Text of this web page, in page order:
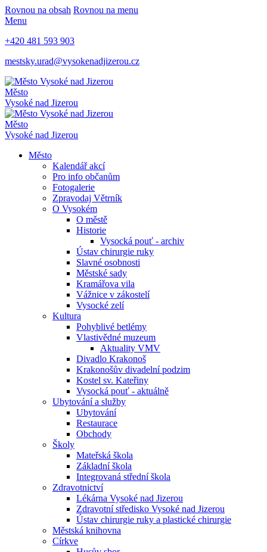
Rovnou na obsah Rovnou na menu
Menu
+420 481 593 903
mestsky.urad@vysokenadjizerou.cz
Město
Vysoké nad Jizerou
Město
Vysoké nad Jizerou
Město
Kalendář akcí
Pro info občanům
Fotogalerie
Zpravodaj Větrník
O Vysokém
O městě
Historie
Vysocká pouť - archiv
Ústav chirurgie ruky
Slavné osobnosti
Městské sady
Kramářova vila
Vážnice v zákostelí
Vysocké zelí
Kultura
Pohyblivé betlémy
Vlastivědné muzeum
Aktuality VMV
Divadlo Krakonoš
Krakonošův divadelní podzim
Kostel sv. Kateřiny
Vysocká pouť - aktuálně
Ubytování a služby
Ubytování
Restaurace
Obchody
Školy
Mateřská škola
Základní škola
Integrovaná střední škola
Zdravotnictví
Lékárna Vysoké nad Jizerou
Zdravotní středisko Vysoké nad Jizerou
Ústav chirurgie ruky a plastické chirurgie
Městská knihovna
Církve